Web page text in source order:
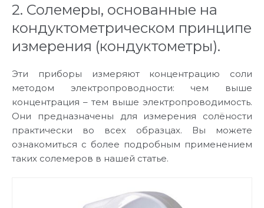
2. Солемеры, основанные на
кондуктометрическом принципе
измерения (кондуктометры).
Эти приборы измеряют концентрацию соли
методом электропроводности: чем выше
концентрация – тем выше электропроводимость.
Они предназначены для измерения солёности
практически во всех образцах. Вы можете
ознакомиться с более подробным применением
таких солемеров в нашей статье.